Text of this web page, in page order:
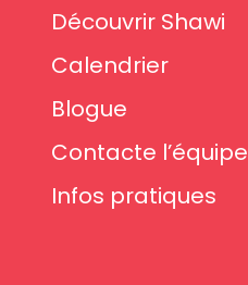
Découvrir Shawi
Calendrier
Blogue
Contacte l’équipe
Infos pratiques